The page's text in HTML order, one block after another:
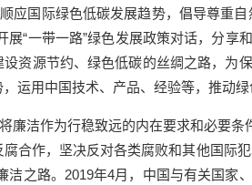
顺应国际绿色低碳发展趋势，倡导尊重
展“一带一路”绿色发展政策对话，分
资源节约、绿色低碳的丝绸之路，为
运用中国技术、产品、经验等，推动绿
廉洁作为行稳致远的内在要求和必要
合作，坚决反对各类腐败和其他国际
洁之路。2019年4月，中国与有关国